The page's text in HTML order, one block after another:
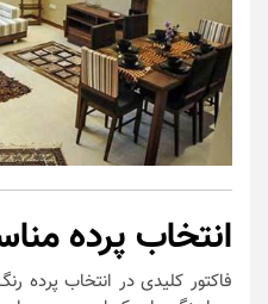
انتخاب پرده
فاکتور کلیدی در انتخاب پرده